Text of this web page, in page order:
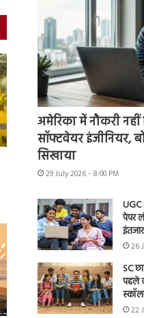
अमेरिका में नौकरी
सॉफ्टवेयर इंजीनियर,
सिखाया
29 July 2026 - 8:00 PM
पेपर
इंतजार
26
SC
पहले
22